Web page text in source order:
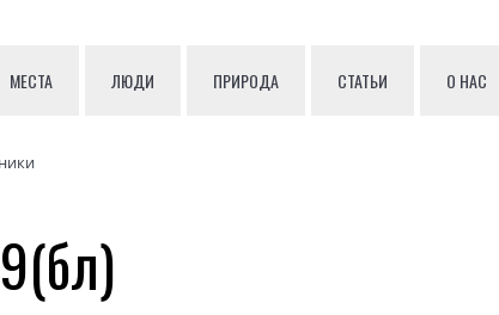
МЕСТА ЛЮДИ ПРИРОДА СТАТЬИ О НАС